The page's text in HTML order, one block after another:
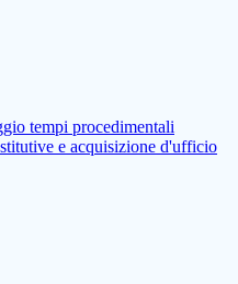
tempi procedimentali
e acquisizione d'ufficio